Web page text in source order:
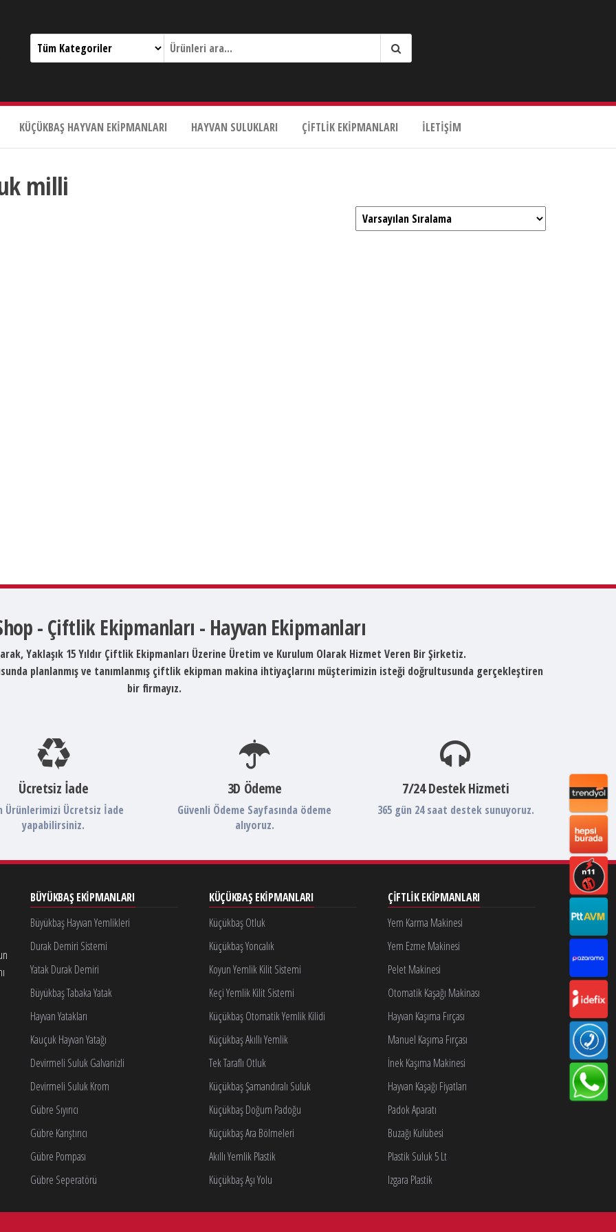
KÜÇÜKBAŞ HAYVAN EKIPMANLARI HAYVAN SULUKLARI ÇIFTLIK EKIPMANLARI İLETIŞIM
milli
- Çiftlik Ekipmanları - Hayvan Ekipmanları
Yaklaşık 15 Yıldır Çiftlik Ekipmanları Üzerine Üretim ve Kurulum Olarak Hizmet Veren Bir Şirketiz.
planlanmış ve tanımlanmış çiftlik ekipman makina ihtiyaçlarını müşterimizin isteği doğrultusunda gerçekleştiren
bir firmayız.
Ücretsiz İade
Ürünlerimizi Ücretsiz İade
yapabilirsiniz.
3D Ödeme
Güvenli Ödeme Sayfasında ödeme
alıyoruz.
7/24 Destek Hizmeti
365 gün 24 saat destek sunuyoruz.
BÜYÜKBAŞ EKIPMANLARI
Büyükbaş Hayvan Yemlikleri
Durak Demiri Sistemi
Yatak Durak Demiri
Büyükbaş Tabaka Yatak
Hayvan Yatakları
Kauçuk Hayvan Yatağı
Devirmeli Suluk Galvanizli
Devirmeli Suluk Krom
Gübre Sıyırıcı
Gübre Karıştırıcı
Gübre Pompası
Gübre Seperatörü
KÜÇÜKBAŞ EKIPMANLARI
Küçükbaş Otluk
Küçükbaş Yoncalık
Koyun Yemlik Kilit Sistemi
Keçi Yemlik Kilit Sistemi
Küçükbaş Otomatik Yemlik Kilidi
Küçükbaş Akıllı Yemlik
Tek Taraflı Otluk
Küçükbaş Şamandıralı Suluk
Küçükbaş Doğum Padoğu
Küçükbaş Ara Bölmeleri
Akıllı Yemlik Plastik
Küçükbaş Aşı Yolu
ÇIFTLIK EKIPMANLARI
Yem Karma Makinesi
Yem Ezme Makinesi
Pelet Makinesi
Otomatik Kaşağı Makinası
Hayvan Kaşıma Fırçası
Manuel Kaşıma Fırçası
İnek Kaşıma Makinesi
Hayvan Kaşağı Fiyatları
Padok Aparatı
Buzağı Kulübesi
Plastik Suluk 5 Lt
Izgara Plastik